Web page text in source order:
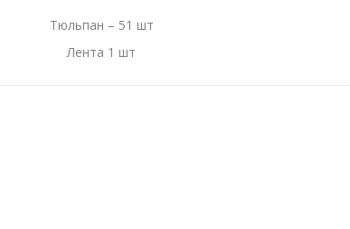
Тюльпан – 51 шт
Лента 1 шт